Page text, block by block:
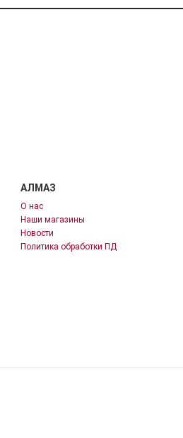
АЛМАЗ
О нас
Наши магазины
Новости
Политика обработки ПД